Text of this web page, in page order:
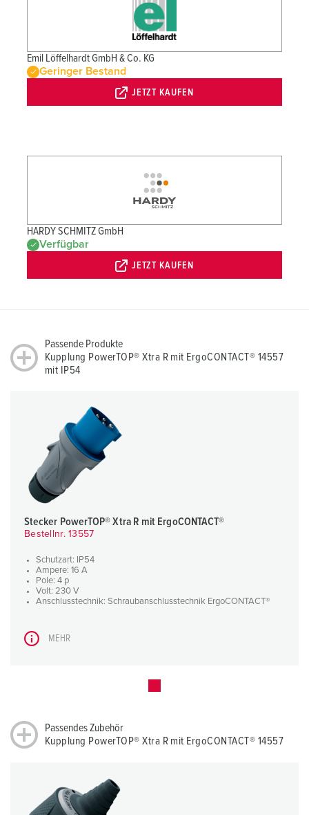
Emil Löffelhardt GmbH & Co. KG
Geringer Bestand
JETZT KAUFEN
HARDY SCHMITZ GmbH
Verfügbar
JETZT KAUFEN
Passende Produkte
Kupplung PowerTOP® Xtra R mit ErgoCONTACT® 14557
mit IP54
Stecker PowerTOP® Xtra R mit ErgoCONTACT®
Bestellnr. 13557
Schutzart: IP54
Ampere: 16 A
Pole: 4 p
Volt: 230 V
Anschlusstechnik: Schraubanschlusstechnik ErgoCONTACT®
MEHR
Passendes Zubehör
Kupplung PowerTOP® Xtra R mit ErgoCONTACT® 14557